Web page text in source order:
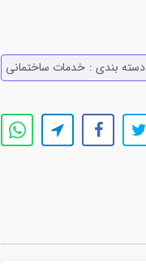
دسته بندی : خدمات ساختماني